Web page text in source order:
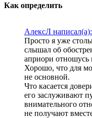
Как определить
АлексЛ написал(а):
Просто я уже
слышал об
априори отношусь
Хорошо, что для
не основной.
Что касается
его заслуживают
внимательного
не получают